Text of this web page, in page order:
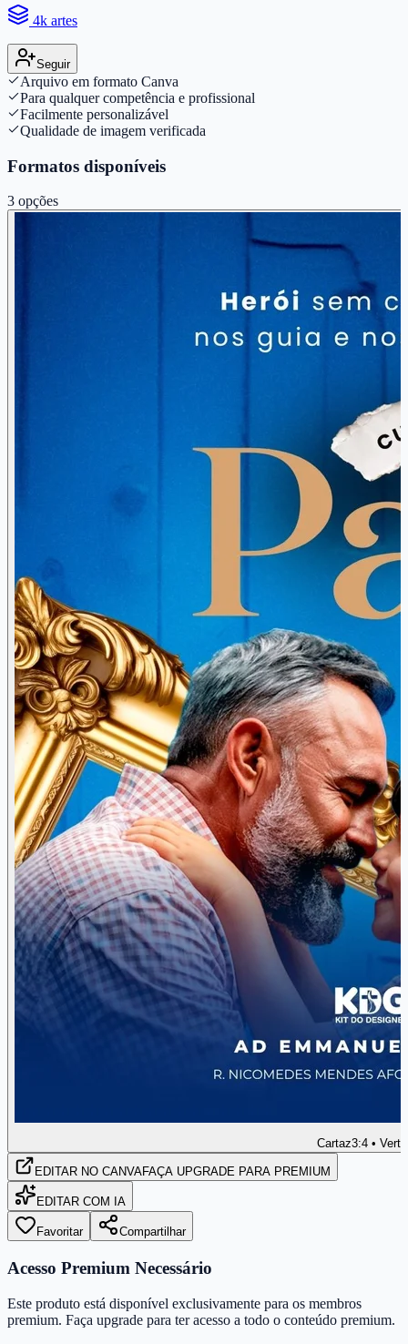
4k artes
Seguir
Arquivo em formato Canva
Para qualquer competência e profissional
Facilmente personalizável
Qualidade de imagem verificada
Formatos disponíveis
3 opções
Cartaz3:4 •
EDITAR NO CANVAFAÇA UPGRADE PARA PREMIUM
EDITAR COM IA
Favoritar Compartilhar
Acesso Premium Necessário
Este produto está disponível exclusivamente para os membros
premium. Faça upgrade para ter acesso a todo o conteúdo premium.